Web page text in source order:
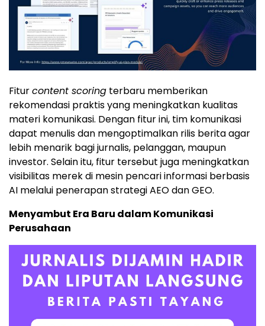
Fiturcontent scoring terbaru memberikan
rekomendasi praktis yang meningkatkan kualitas
materi komunikasi. Dengan fitur ini, tim komunikasi
dapat menulis dan mengoptimalkan rilis berita agar
lebih menarik bagi jurnalis, pelanggan, maupun
investor. Selain itu, fitur tersebut juga meningkatkan
visibilitas merek di mesin pencari informasi berbasis
AI melalui penerapan strategi AEO dan GEO.
Menyambut Era Baru dalam Komunikasi
Perusahaan